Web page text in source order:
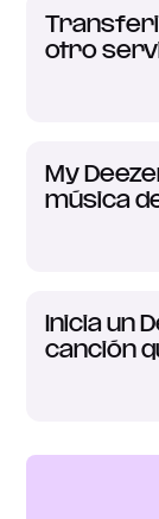
otro
My
música
Inicia un
canción